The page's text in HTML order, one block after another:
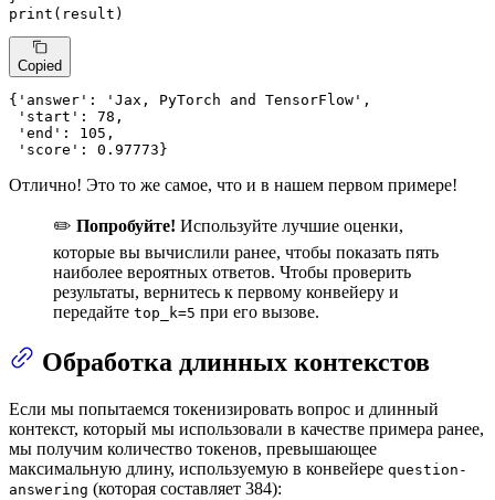
print (result)
Copied
{ 'answer' : 'Jax, PyTorch and TensorFlow' ,
'start' : 78 ,
'end' : 105 ,
'score' : 0.97773 }
Отлично! Это то же самое, что и в нашем первом примере!
✏️ Попробуйте! Используйте лучшие оценки,
которые вы вычислили ранее, чтобы показать пять
наиболее вероятных ответов. Чтобы проверить
результаты, вернитесь к первому конвейеру и
передайте top_k=5 при его вызове.
Обработка длинных контекстов
Если мы попытаемся токенизировать вопрос и длинный
контекст, который мы использовали в качестве примера ранее,
мы получим количество токенов, превышающее
максимальную длину, используемую в конвейере question-
answering (которая составляет 384):